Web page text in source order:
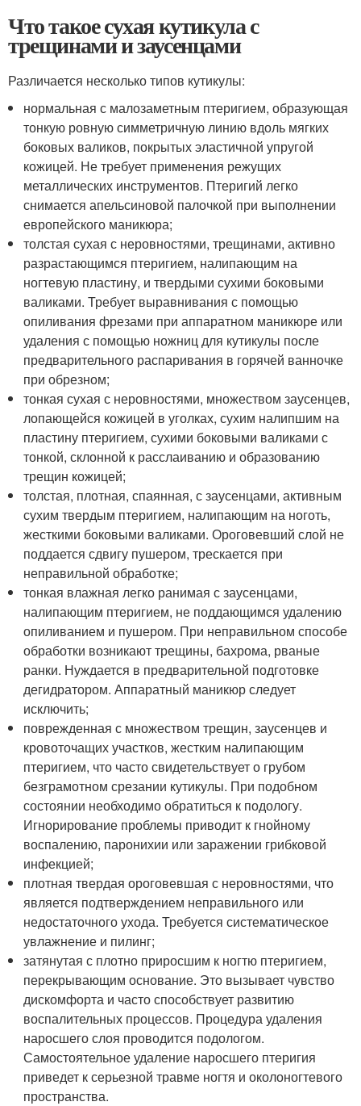
Что такое сухая кутикула с
трещинами и заусенцами
Различается несколько типов кутикулы:
нормальная с малозаметным птеригием, образующая
тонкую ровную симметричную линию вдоль мягких
боковых валиков, покрытых эластичной упругой
кожицей. Не требует применения режущих
металлических инструментов. Птеригий легко
снимается апельсиновой палочкой при выполнении
европейского маникюра;
толстая сухая с неровностями, трещинами, активно
разрастающимся птеригием, налипающим на
ногтевую пластину, и твердыми сухими боковыми
валиками. Требует выравнивания с помощью
опиливания фрезами при аппаратном маникюре или
удаления с помощью ножниц для кутикулы после
предварительного распаривания в горячей ванночке
при обрезном;
тонкая сухая с неровностями, множеством заусенцев,
лопающейся кожицей в уголках, сухим налипшим на
пластину птеригием, сухими боковыми валиками с
тонкой, склонной к расслаиванию и образованию
трещин кожицей;
толстая, плотная, спаянная, с заусенцами, активным
сухим твердым птеригием, налипающим на ноготь,
жесткими боковыми валиками. Ороговевший слой не
поддается сдвигу пушером, трескается при
неправильной обработке;
тонкая влажная легко ранимая с заусенцами,
налипающим птеригием, не поддающимся удалению
опиливанием и пушером. При неправильном способе
обработки возникают трещины, бахрома, рваные
ранки. Нуждается в предварительной подготовке
дегидратором. Аппаратный маникюр следует
исключить;
поврежденная с множеством трещин, заусенцев и
кровоточащих участков, жестким налипающим
птеригием, что часто свидетельствует о грубом
безграмотном срезании кутикулы. При подобном
состоянии необходимо обратиться к подологу.
Игнорирование проблемы приводит к гнойному
воспалению, паронихии или заражении грибковой
инфекцией;
плотная твердая ороговевшая с неровностями, что
является подтверждением неправильного или
недостаточного ухода. Требуется систематическое
увлажнение и пилинг;
затянутая с плотно приросшим к ногтю птеригием,
перекрывающим основание. Это вызывает чувство
дискомфорта и часто способствует развитию
воспалительных процессов. Процедура удаления
наросшего слоя проводится подологом.
Самостоятельное удаление наросшего птеригия
приведет к серьезной травме ногтя и околоногтевого
пространства.